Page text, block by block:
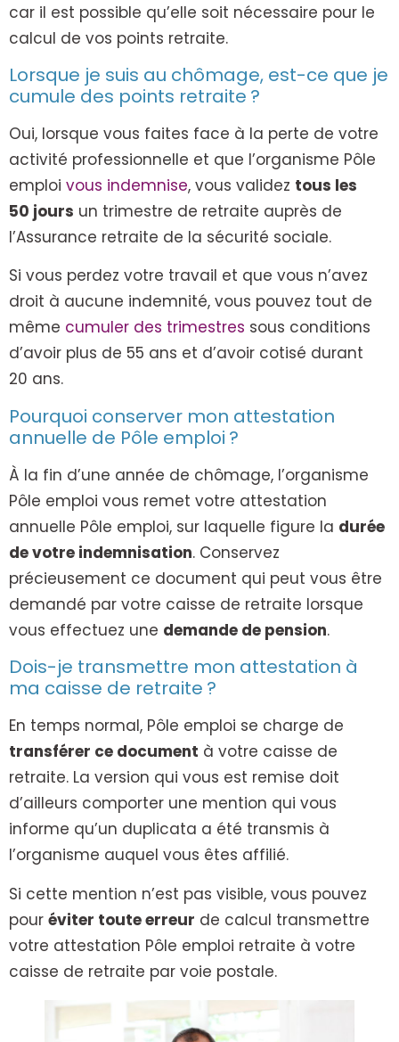
car il est possible qu’elle soit nécessaire pour le
calcul de vos points retraite.
Lorsque je suis au chômage, est-ce que je
cumule des points retraite ?
Oui, lorsque vous faites face à la perte de votre
activité professionnelle et que l’organisme Pôle
emploi vous indemnise, vous validez tous les
50 jours un trimestre de retraite auprès de
l’Assurance retraite de la sécurité sociale.
Si vous perdez votre travail et que vous n’avez
droit à aucune indemnité, vous pouvez tout de
même cumuler des trimestres sous conditions
d’avoir plus de 55 ans et d’avoir cotisé durant
20 ans.
Pourquoi conserver mon attestation
annuelle de Pôle emploi ?
À la fin d’une année de chômage, l’organisme
Pôle emploi vous remet votre attestation
annuelle Pôle emploi, sur laquelle figure la durée
de votre indemnisation. Conservez
précieusement ce document qui peut vous être
demandé par votre caisse de retraite lorsque
vous effectuez une demande de pension.
Dois-je transmettre mon attestation à
ma caisse de retraite ?
En temps normal, Pôle emploi se charge de
transférer ce document à votre caisse de
retraite. La version qui vous est remise doit
d’ailleurs comporter une mention qui vous
informe qu’un duplicata a été transmis à
l’organisme auquel vous êtes affilié.
Si cette mention n’est pas visible, vous pouvez
pour éviter toute erreur de calcul transmettre
votre attestation Pôle emploi retraite à votre
caisse de retraite par voie postale.